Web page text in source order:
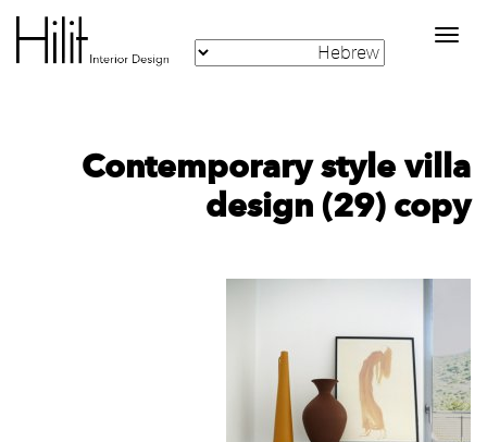
Toggle
navigation
Contemporary style villa
design (29) copy